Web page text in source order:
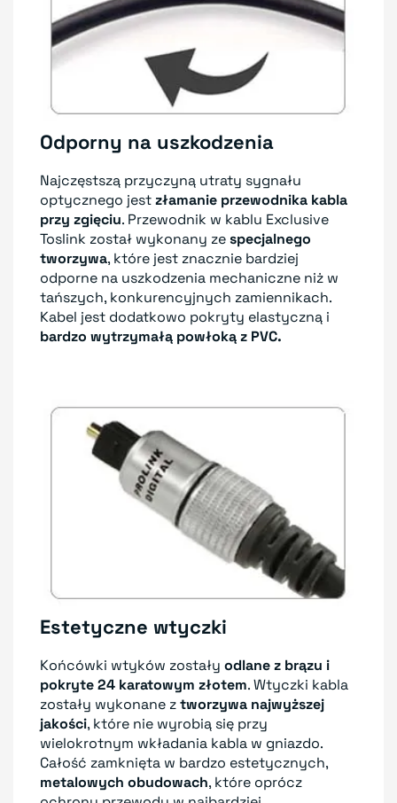
Odporny na uszkodzenia
Najczęstszą przyczyną utraty sygnału
optycznego jestzłamanie przewodnika kabla
przy zgięciu. Przewodnik w kablu Exclusive
Toslink został wykonany zespecjalnego
tworzywa, które jest znacznie bardziej
odporne na uszkodzenia mechaniczne niż w
tańszych, konkurencyjnych zamiennikach.
Kabel jest dodatkowo pokryty elastyczną i
bardzo wytrzymałą powłoką z PVC.
Estetyczne wtyczki
Końcówki wtyków zostały odlane z brązu i
pokryte 24 karatowym złotem. Wtyczki kabla
zostały wykonane ztworzywa najwyższej
jakości, które nie wyrobią się przy
wielokrotnym wkładania kabla w gniazdo.
Całość zamknięta w bardzo estetycznych,
metalowych obudowach, które oprócz